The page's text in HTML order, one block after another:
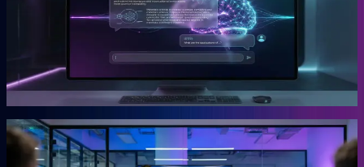
Die KI-Plattform für Unternehmer.
Snipbird ist das Tool, das Benno für Unternehmer gebaut hat. Kein
Hype. Kein Basteln. Bewährte Marketing-Systeme mit KI-
Unterstützung, direkt einsetzbar.
Gründer
KI-Marketing-Studio